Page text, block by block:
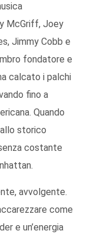
McGriff, Joey
Jimmy Cobb e
fondatore e
calcato i palchi
fino a
Quando
storico
costante
avvolgente.
come
e un’energia